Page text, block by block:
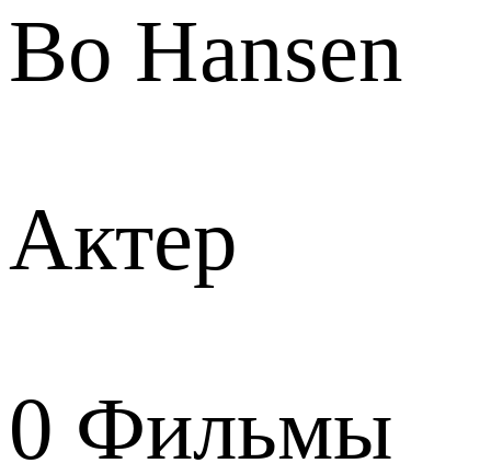
Bo Hansen
Актер
0 Фильмы